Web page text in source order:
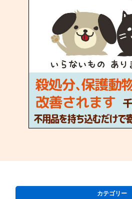
カテゴリー